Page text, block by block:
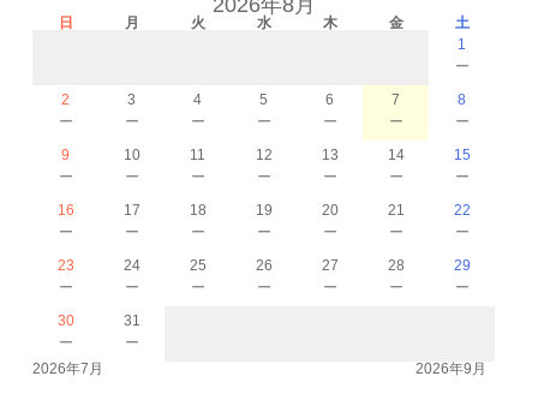
2026年8月
日 月 火 水 木 金
土
1
－
2
－
3
－
4
－
5
－
6
－
7
－
8
－
9
－
10
－
11
－
12
－
13
－
14
－
15
－
16
－
17
－
18
－
19
－
20
－
21
－
22
－
23
－
24
－
25
－
26
－
27
－
28
－
29
－
30
－
31
－
2026年7月 2026年9月